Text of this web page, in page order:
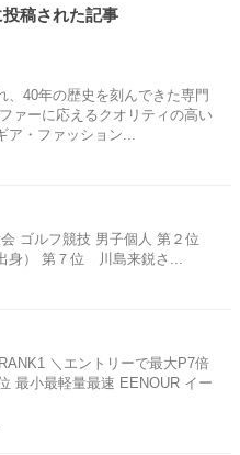
稿された記事
、40年の歴史を刻んできた専門
ァーに応えるクオリティの高い
ア・ファッション...
ゴルフ競技 男⼦個⼈ 第２位
身） 第７位 川島来鋭さ...
＼エントリーで最大P7倍
最小最軽量最速 EENOUR イー